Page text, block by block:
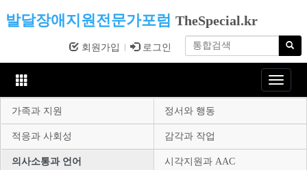
발달장애지원전문가포럼 TheSpecial.kr
회원가입 로그인
Toggle
가족과 지원
정서와 행동
적응과 사회성 감각과 작업
의사소통과 언어 시각지원과 AAC